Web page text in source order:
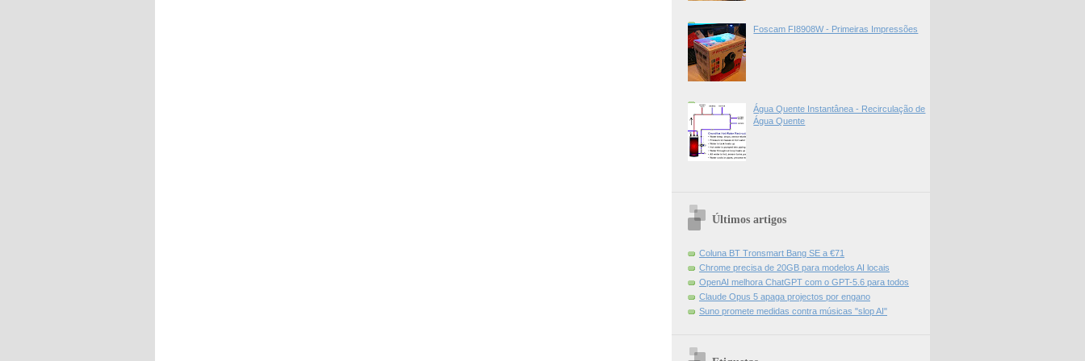
Foscam FI8908W - Primeiras Impressões
Água Quente Instantânea - Recirculação de
Água Quente
Últimos artigos
Coluna BT Tronsmart Bang SE a €71
Chrome precisa de 20GB para modelos AI locais
OpenAI melhora ChatGPT com o GPT-5.6 para todos
Claude Opus 5 apaga projectos por engano
Suno promete medidas contra músicas "slop AI"